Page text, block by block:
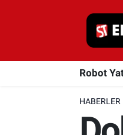
Robot
HABERLER
Robot Yatırımları
Proses